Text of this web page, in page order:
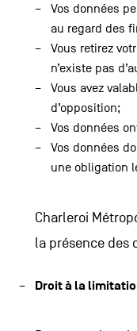
Vos données
au regard des
Vous retirez
n’existe pas
Vous avez
d’opposition;
Vos données
Vos données
une obligation
Charleroi
la présence des
Droit à la